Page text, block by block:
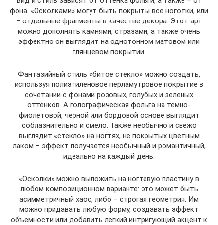
фона. «Осколками» могут быть покрыты все ноготки, или
– отдельные фрагменты в качестве декора. Этот арт
можно дополнять камнями, стразами, а также очень
эффектно он выглядит на однотонном матовом или
глянцевом покрытии.
Фантазийный стиль «битое стекло» можно создать,
используя полиэтиленовое перламутровое покрытие в
сочетании с фонами розовых, голубых и зеленых
оттенков. А голографическая фольга на темно-
фиолетовой, черной или бордовой основе выглядит
соблазнительно и смело. Также необычно и свежо
выглядит «стекло» на ногтях, не покрытых цветным
лаком – эффект получается необычный и романтичный,
идеально на каждый день.
«Осколки» можно выложить на ногтевую пластину в
любом композиционном варианте: это может быть
асимметричный хаос, либо – строгая геометрия. Им
можно придавать любую форму, создавать эффект
объемности или добавить легкий интригующий акцент к